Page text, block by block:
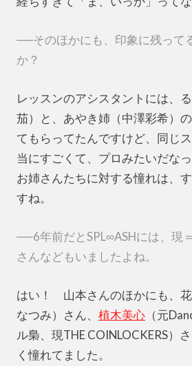
──そのほかにも、印象に残って
か？
レッスンのアシスタントには、
茄）と、あやき姉（中澤彩希）
てもらってたんですけど、同じ
当にすごくて、プロみたいだなっ
お姉さんたちに対する憧れは、
すね。
──6年前だとSPL∞ASHには、現
さんなどもいましたよね。
はい！ 山本さんのほかにも、
なつみ）さん、 植木美心（元
ル梟、現THE COINLOCKERS）
く憧れてました。